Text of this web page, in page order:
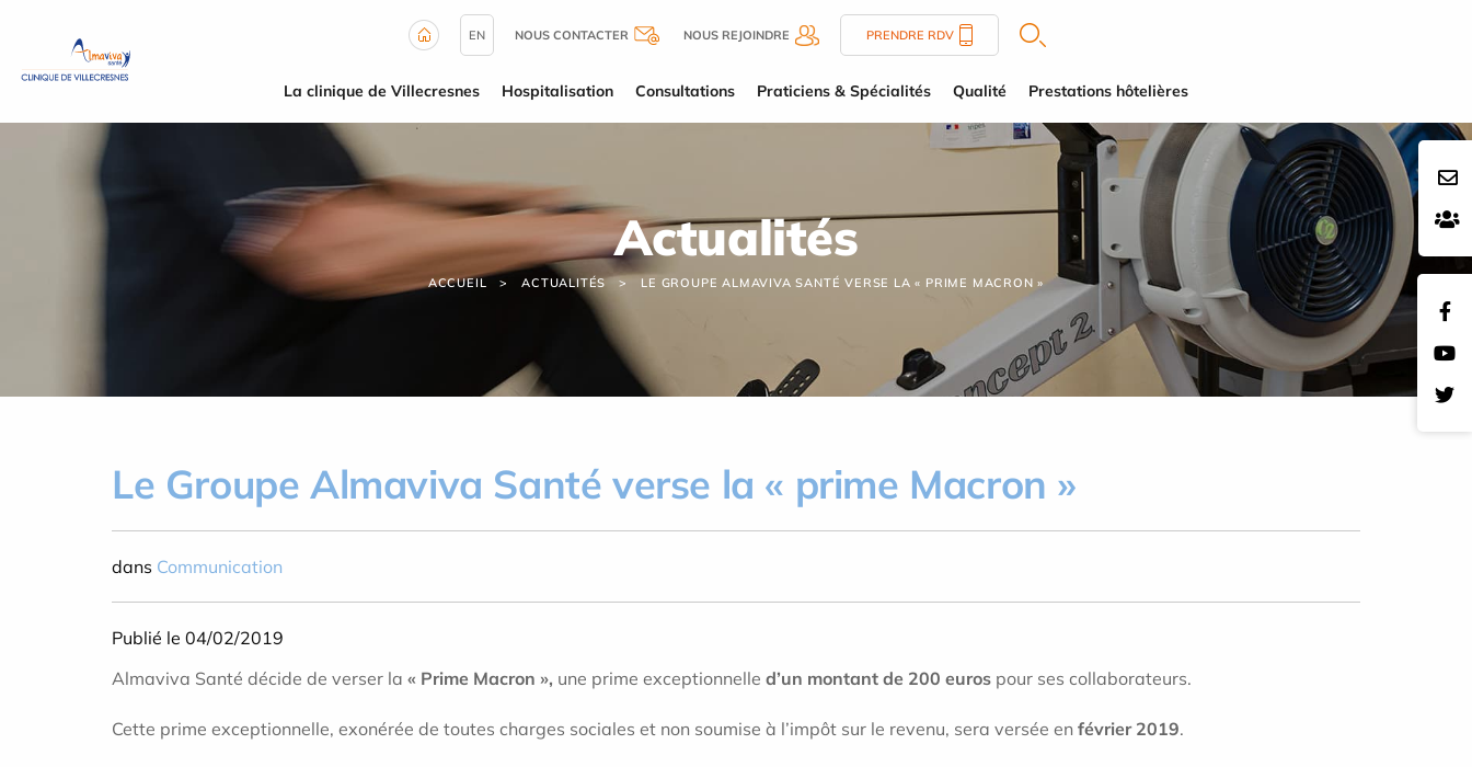
EN NOUS CONTACTER NOUS REJOINDRE PRENDRE RDV
La clinique de Villecresnes Hospitalisation Consultations Praticiens & Spécialités Qualité Prestations hôtelières
Actualités
ACCUEIL ACTUALITÉS LE GROUPE ALMAVIVA SANTÉ VERSE LA « PRIME MACRON »
Le Groupe Almaviva Santé verse la « prime Macron »
dans Communication
Publié le 04/02/2019
Almaviva Santé décide de verser la « Prime Macron », une prime exceptionnelle d’un montant de 200 euros pour ses collaborateurs.
Cette prime exceptionnelle, exonérée de toutes charges sociales et non soumise à l’impôt sur le revenu, sera versée en février 2019.